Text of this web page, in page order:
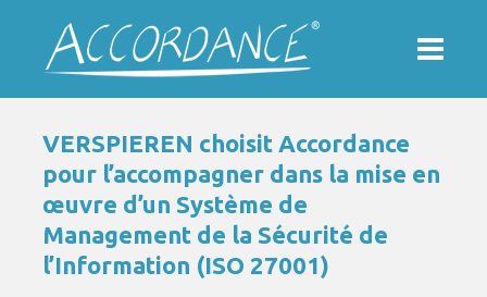
VERSPIEREN choisit Accordance
pour l’accompagner dans la mise en
œuvre d’un Système de
Management de la Sécurité de
l’Information (ISO 27001)